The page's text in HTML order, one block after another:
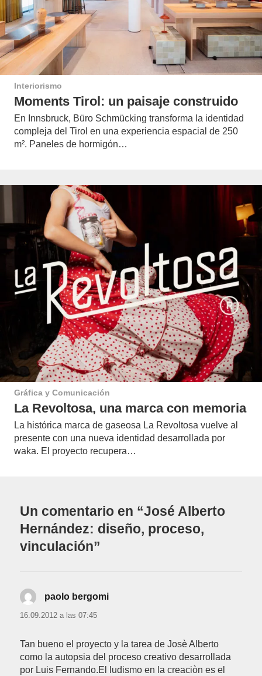
Interiorismo
Moments Tirol: un paisaje construido
En Innsbruck, Büro Schmücking transforma la identidad
compleja del Tirol en una experiencia espacial de 250
m². Paneles de hormigón…
Gráfica y Comunicación
La Revoltosa, una marca con memoria
La histórica marca de gaseosa La Revoltosa vuelve al
presente con una nueva identidad desarrollada por
waka. El proyecto recupera…
Un comentario en “José Alberto
Hernández: diseño, proceso,
vinculación”
paolo bergomi
16.09.2012 a las 07:45
Tan bueno el proyecto y la tarea de Josè Alberto
como la autopsia del proceso creativo desarrollada
por Luis Fernando.El ludismo en la creaciòn es el